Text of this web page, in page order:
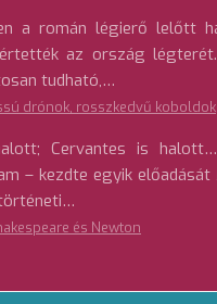
a román légierő lelőtt
az ország
tudható,…
drónok, rosszkedvű koboldok
Cervantes is
– kezdte egyik előadását
és Newton